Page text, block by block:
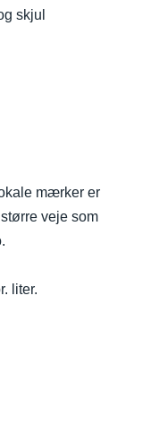
skjul
mærker er
veje som
liter.